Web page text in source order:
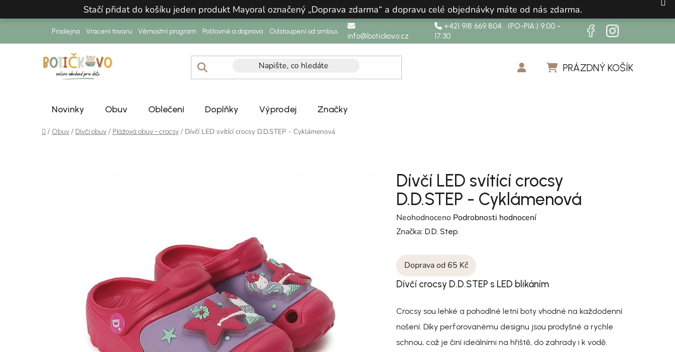
Stačí přidat do košíku jeden produkt Mayoral označený „Doprava zdarma“ a dopravu celé objednávky máte od nás zdarma.
Prodejna Vracení tovaru Věrnostní program Poštovné a doprava Odstoupení od smlouvy info@botickovo.cz
+421 918 669 804 (PO-PIA:) 9:00 -
17:30
PRÁZDNÝ KOŠÍK
Novinky Obuv Oblečení Doplňky Výprodej Značky
Domů
/ Obuv / Dívčí obuv / Plážová obuv - crocsy / Dívčí LED svítící crocsy D.D.STEP - Cyklámenová
Dívčí LED svítící crocsy
D.D.STEP - Cyklámenová
Průměrné hodnocení produktu je 0,0 z 5 hvězdiček.
Neohodnoceno Podrobnosti hodnocení
Značka:D.D. Step
Doprava od 65 Kč
Dívčí crocsy D.D.STEP s LED blikáním
Crocsy sou lehké a pohodlné letní boty vhodné na každodenní
nošení. Díky perforovanému designu jsou prodyšné a rychle
schnou, což je činí ideálními na hřiště, do zahrady i k vodě.